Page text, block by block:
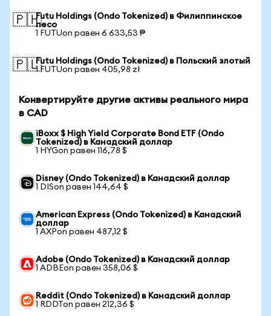
🇵🇭Futu Holdings (Ondo Tokenized) в Филиппинское
песо
1 FUTUon равен 6 633,53 ₱
🇵🇱Futu Holdings (Ondo Tokenized) в Польский злотый
1 FUTUon равен 405,98 zł
Конвертируйте другие активы реального мира
в CAD
iBoxx $ High Yield Corporate Bond ETF (Ondo
Tokenized) в Канадский доллар
1 HYGon равен 116,78 $
Disney (Ondo Tokenized) в Канадский доллар
1 DISon равен 144,64 $
American Express (Ondo Tokenized) в Канадский
доллар
1 AXPon равен 487,12 $
Adobe (Ondo Tokenized) в Канадский доллар
1 ADBEon равен 358,06 $
Reddit (Ondo Tokenized) в Канадский доллар
1 RDDTon равен 212,36 $